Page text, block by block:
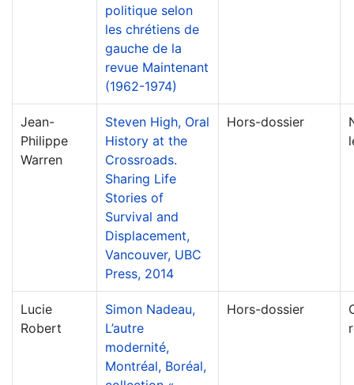
politique selon
les chrétiens de
gauche de la
revue Maintenant
(1962-1974)
Jean-
Philippe
Warren
Steven High, Oral
History at the
Crossroads.
Sharing Life
Stories of
Survival and
Displacement,
Vancouver, UBC
Press, 2014
Hors-dossier
Lucie
Robert
Simon Nadeau,
L’autre
modernité,
Montréal, Boréal,
Hors-dossier